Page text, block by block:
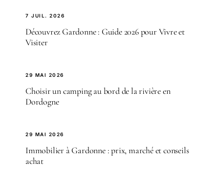
7 JUIL. 2026
Découvrez Gardonne : Guide 2026 pour Vivre et
Visiter
29 MAI 2026
Choisir un camping au bord de la rivière en
Dordogne
29 MAI 2026
Immobilier à Gardonne : prix, marché et conseils
achat